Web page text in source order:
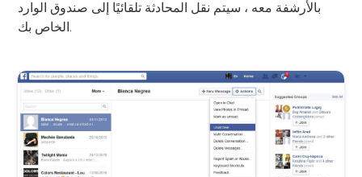
بالأرشفة معه ، سيتم نقل المحادثة تلقائيًا إلى صندوق الوارد
الخاص بك.